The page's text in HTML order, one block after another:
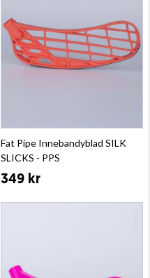
Fat Pipe Innebandyblad SILK
SLICKS - PPS
349 kr